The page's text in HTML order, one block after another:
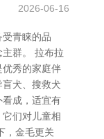
2026-06-16
青睐的品
群。 拉布拉
秀的家庭伴
犬、搜救犬
成，适宜有
们对儿童相
，金毛更关